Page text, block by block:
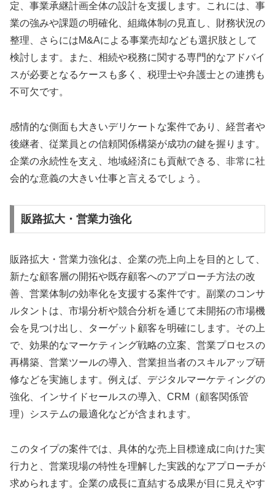
定、事業承継計画全体の設計を支援します。これには、事
業の強みや課題の明確化、組織体制の見直し、財務状況の
整理、さらにはM&Aによる事業売却なども選択肢として
検討します。また、相続や税務に関する専門的なアドバイ
スが必要となるケースも多く、税理士や弁護士との連携も
不可欠です。
感情的な側面も大きいデリケートな案件であり、経営者や
後継者、従業員との信頼関係構築が成功の鍵を握ります。
企業の永続性を支え、地域経済にも貢献できる、非常に社
会的な意義の大きい仕事と言えるでしょう。
販路拡大・営業力強化
販路拡大・営業力強化は、企業の売上向上を目的として、
新たな顧客層の開拓や既存顧客へのアプローチ方法の改
善、営業体制の効率化を支援する案件です。副業のコンサ
ルタントは、市場分析や競合分析を通じて未開拓の市場機
会を見つけ出し、ターゲット顧客を明確にします。その上
で、効果的なマーケティング戦略の立案、営業プロセスの
再構築、営業ツールの導入、営業担当者のスキルアップ研
修などを実施します。例えば、デジタルマーケティングの
強化、インサイドセールスの導入、CRM（顧客関係管
理）システムの最適化などが含まれます。
このタイプの案件では、具体的な売上目標達成に向けた実
行力と、営業現場の特性を理解した実践的なアプローチが
求められます。企業の成長に直結する成果が目に見えやす